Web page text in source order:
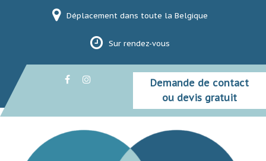
Déplacement dans toute la Belgique
Sur rendez-vous
Demande de contact
ou devis gratuit